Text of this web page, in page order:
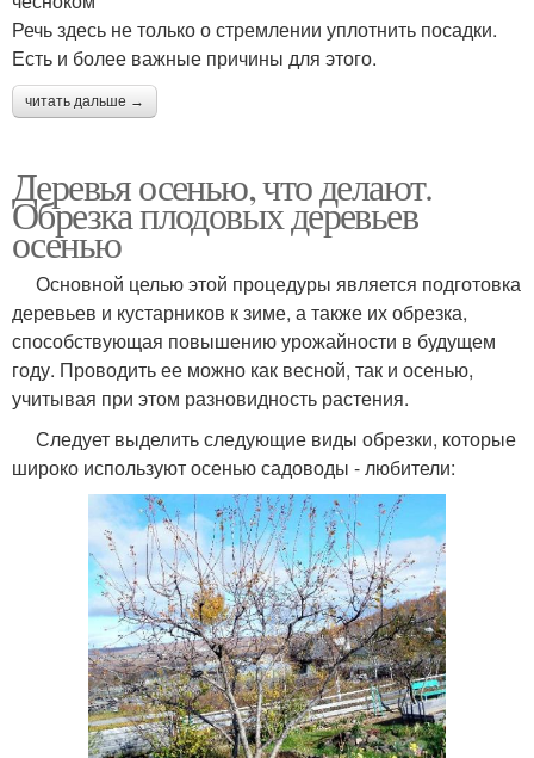
Речь здесь не только о стремлении уплотнить посадки.
Есть и более важные причины для этого.
читать дальше →
Деревья осенью, что делают.
Обрезка плодовых деревьев
осенью
Основной целью этой процедуры является подготовка
деревьев и кустарников к зиме, а также их обрезка,
способствующая повышению урожайности в будущем
году. Проводить ее можно как весной, так и осенью,
учитывая при этом разновидность растения.
Следует выделить следующие виды обрезки, которые
широко используют осенью садоводы - любители: